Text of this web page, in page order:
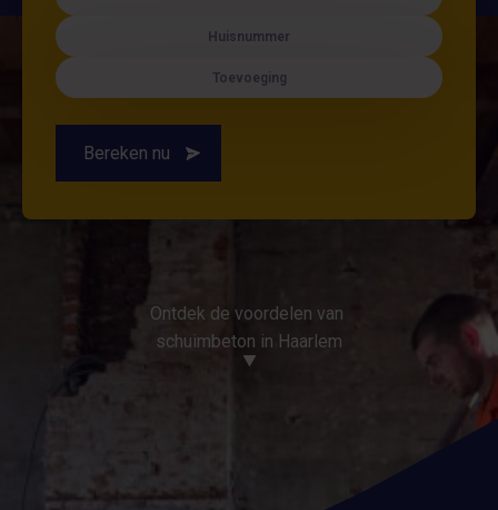
Huisnummer
Toevoeging
Bereken nu
Ontdek de voordelen van
schuimbeton in Haarlem